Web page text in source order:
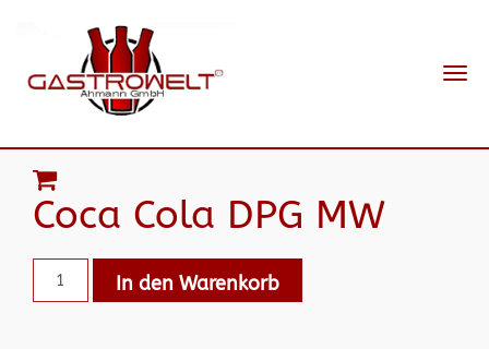
Coca Cola DPG MW
In den Warenkorb